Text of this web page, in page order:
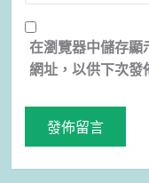
在瀏覽器中儲存顯
網址，以供下次發